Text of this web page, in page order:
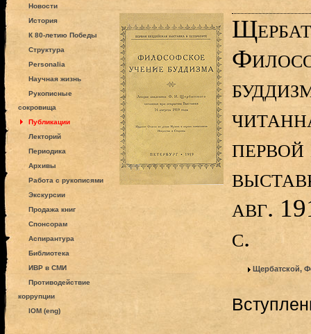
Новости
История
К 80-летию Победы
Структура
Personalia
Научная жизнь
Рукописные
сокровища
Публикации
Лекторий
Периодика
Архивы
Работа с рукописями
Экскурсии
Продажа книг
Спонсорам
Аспирантура
Библиотека
ИВР в СМИ
Противодействие
коррупции
IOM (eng)
первой
авг.
с.
Щербатской,